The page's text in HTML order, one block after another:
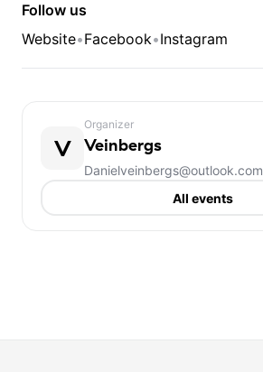
Follow us
Website•Facebook•Instagram
V
Organizer
Veinbergs
Danielveinbergs@outlook.com
All events